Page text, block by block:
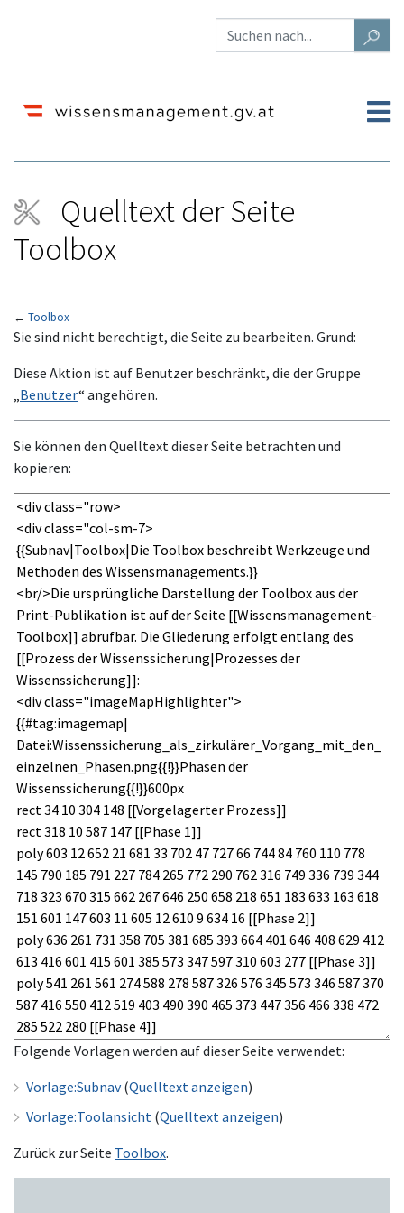
Quelltext der Seite
Toolbox
← Toolbox
Wechseln zu:Navigation, Suche
Sie sind nicht berechtigt, die Seite zu bearbeiten. Grund:
Diese Aktion ist auf Benutzer beschränkt, die der Gruppe
„Benutzer“ angehören.
Sie können den Quelltext dieser Seite betrachten und
kopieren:
Folgende Vorlagen werden auf dieser Seite verwendet:
Vorlage:Subnav(Quelltext anzeigen)
Vorlage:Toolansicht (Quelltext anzeigen)
Zurück zur Seite Toolbox.